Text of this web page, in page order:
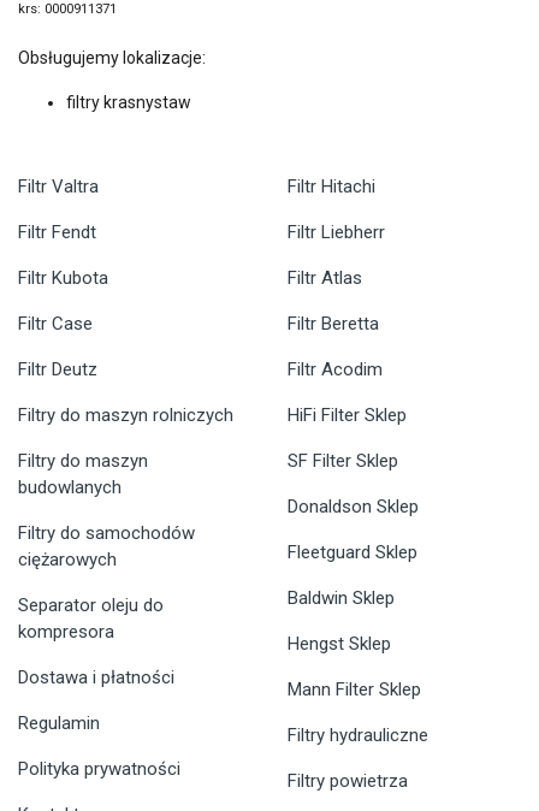
krs: 0000911371
Obsługujemy lokalizacje:
filtry krasnystaw
Filtr Valtra
Filtr Fendt
Filtr Kubota
Filtr Case
Filtr Deutz
Filtr Hitachi
Filtr Liebherr
Filtr Atlas
Filtr Beretta
Filtr Acodim
Filtry do maszyn rolniczych
Filtry do maszyn
budowlanych
Filtry do samochodów
ciężarowych
Separator oleju do
kompresora
Dostawa i płatności
Regulamin
Polityka prywatności
HiFi Filter Sklep
SF Filter Sklep
Donaldson Sklep
Fleetguard Sklep
Baldwin Sklep
Hengst Sklep
Mann Filter Sklep
Filtry hydrauliczne
Filtry powietrza